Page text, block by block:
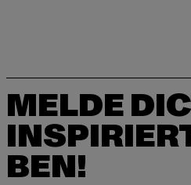
MELDE
BEN!